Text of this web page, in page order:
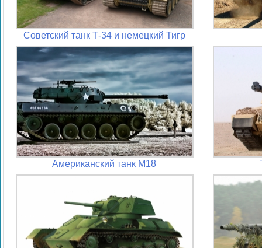
Советский танк Т-34 и немецкий Тигр
Американский танк М18